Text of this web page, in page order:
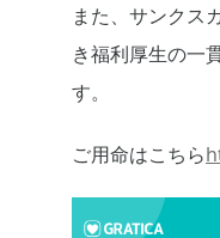
また、サンクス
き福利厚生の一
す。
ご用命はこちら